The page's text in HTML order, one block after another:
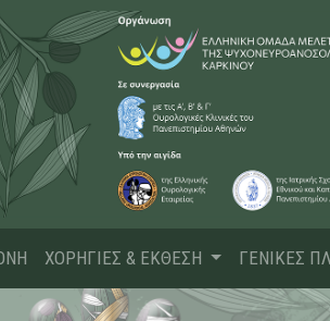
ΧΟΡΗΓΙΕΣ & ΕΚΘΕΣΗ ΓΕΝΙΚΕΣ